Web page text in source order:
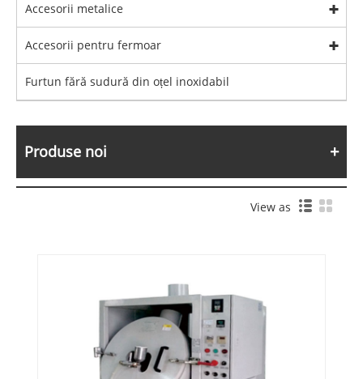
Accesorii metalice
Accesorii pentru fermoar
Furtun fără sudură din oțel inoxidabil
Produse noi
View as